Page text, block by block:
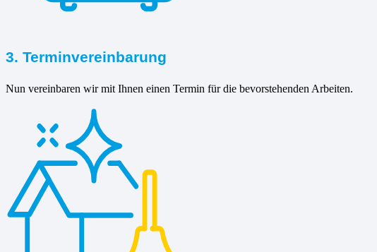
3. Terminvereinbarung
Nun vereinbaren wir mit Ihnen einen Termin für die bevorstehenden Arbeiten.